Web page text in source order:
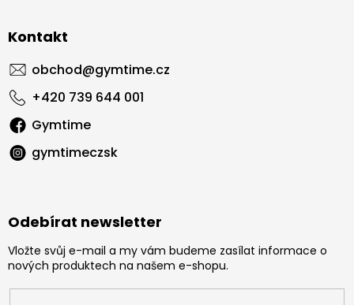
Kontakt
obchod@gymtime.cz
+420 739 644 001
Gymtime
gymtimeczsk
Odebírat newsletter
Vložte svůj e-mail a my vám budeme zasílat informace o
nových produktech na našem e-shopu.